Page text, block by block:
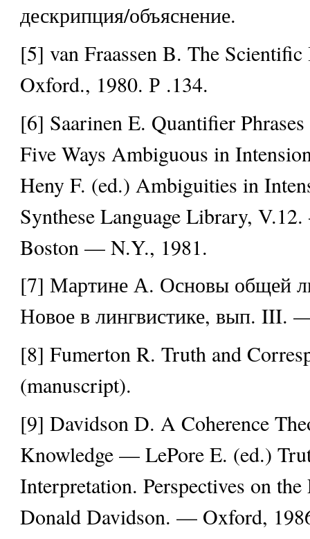
дескрипция/объяснение.
[5] van Fraassen B. The
Oxford., 1980. Р .134.
[6] Saarinen E. Quantifier
Five Ways Ambiguous in
Heny F. (ed.) Ambiguities in
Synthese Language Library,
Boston — N.Y., 1981.
[7] Мартине А. Основы общей
Новое в лингвистике, вып. III.
[8] Fumerton R. Truth and
(manuscript).
[9] Davidson D. A Coherence
Knowledge — LePore E. (ed.)
Interpretation. Perspectives on
Donald Davidson. — Oxford,